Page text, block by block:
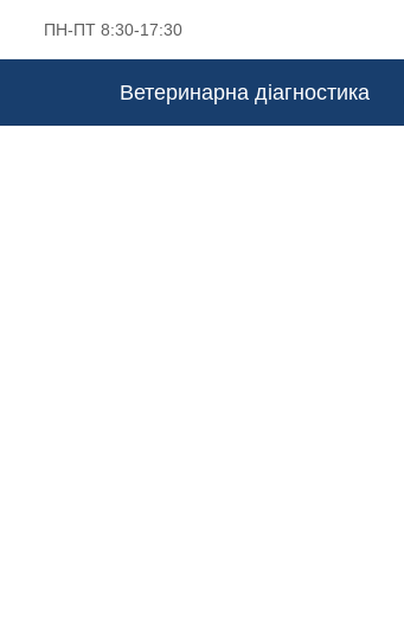
ПН-ПТ 8:30-17:30
Ветеринарна діагностика